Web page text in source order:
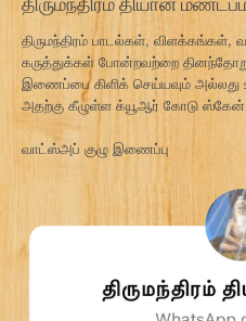
திருமந்திரம் பாடல்கள்,
கருத்துக்கள் போன்றவற்றை
இணைப்பை கிளிக் செய்யவும் அல்லது
அதற்கு கீழுள்ள க்யூஆர் கோடு ஸ்கேன்
வாட்ஸ்அப் குழு இணைப்பு